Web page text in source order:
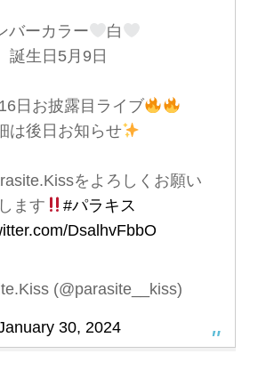
バーカラー
白
誕生日5月9日
日お披露目ライブ
は後日お知らせ
をよろしくお願い
ます
#パラキス
DsalhvFbbO
(@parasite__kiss)
30, 2024